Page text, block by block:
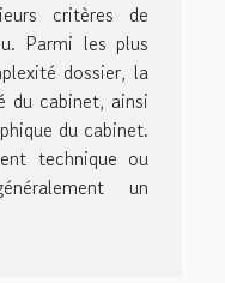
critères de
Parmi les plus
dossier, la
du cabinet, ainsi
du cabinet.
technique ou
un